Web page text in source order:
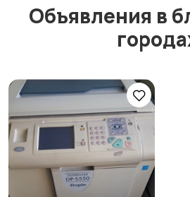
Объявления в